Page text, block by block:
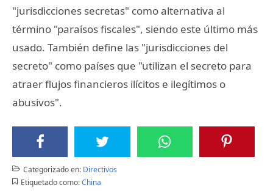
"jurisdicciones secretas" como alternativa al
término "paraísos fiscales", siendo este último más
usado. También define las "jurisdicciones del
secreto" como países que "utilizan el secreto para
atraer flujos financieros ilícitos e ilegítimos o
abusivos".
Categorizado en: Directivos
Etiquetado como: China